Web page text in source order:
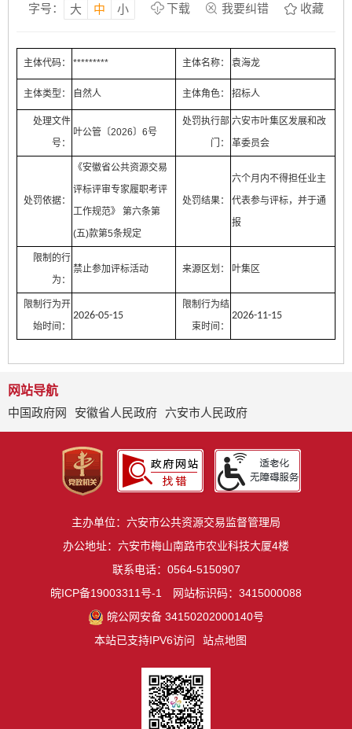
字号：
大 中 小 下载 我要纠错 收藏
主体代码： ********* 主体名称： 袁海龙
主体类型： 自然人 主体角色： 招标人
处理文件
号：
叶公管〔2026〕6号
处罚执行部
门：
六安市叶集区发展和改
革委员会
处罚依据：
《安徽省公共资源交易
评标评审专家履职考评
工作规范》 第六条第
(五)款第5条规定
处罚结果：
六个月内不得担任业主
代表参与评标，并于通
报
限制的行
为：
禁止参加评标活动 来源区划： 叶集区
限制行为开
始时间：
2026-05-15
限制行为结
束时间：
2026-11-15
网站导航
中国政府网
安徽省人民政府 六安市人民政府
主办单位：六安市公共资源交易监督管理局
办公地址：六安市梅山南路市农业科技大厦4楼
联系电话：0564-5150907
皖ICP备19003311号-1
网站标识码：3415000088
皖公网安备 34150202000140号
本站已支持IPV6访问
站点地图